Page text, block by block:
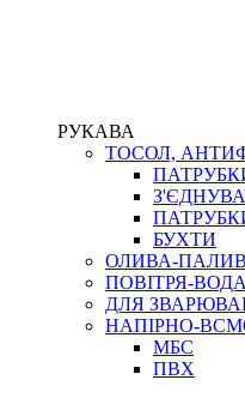
РУКАВА
ТОСОЛ,
БУХТИ
ОЛИВА-
ПОВІТРЯ-ВОДА
ДЛЯ
НАПІРНО-
МБС
ПВХ